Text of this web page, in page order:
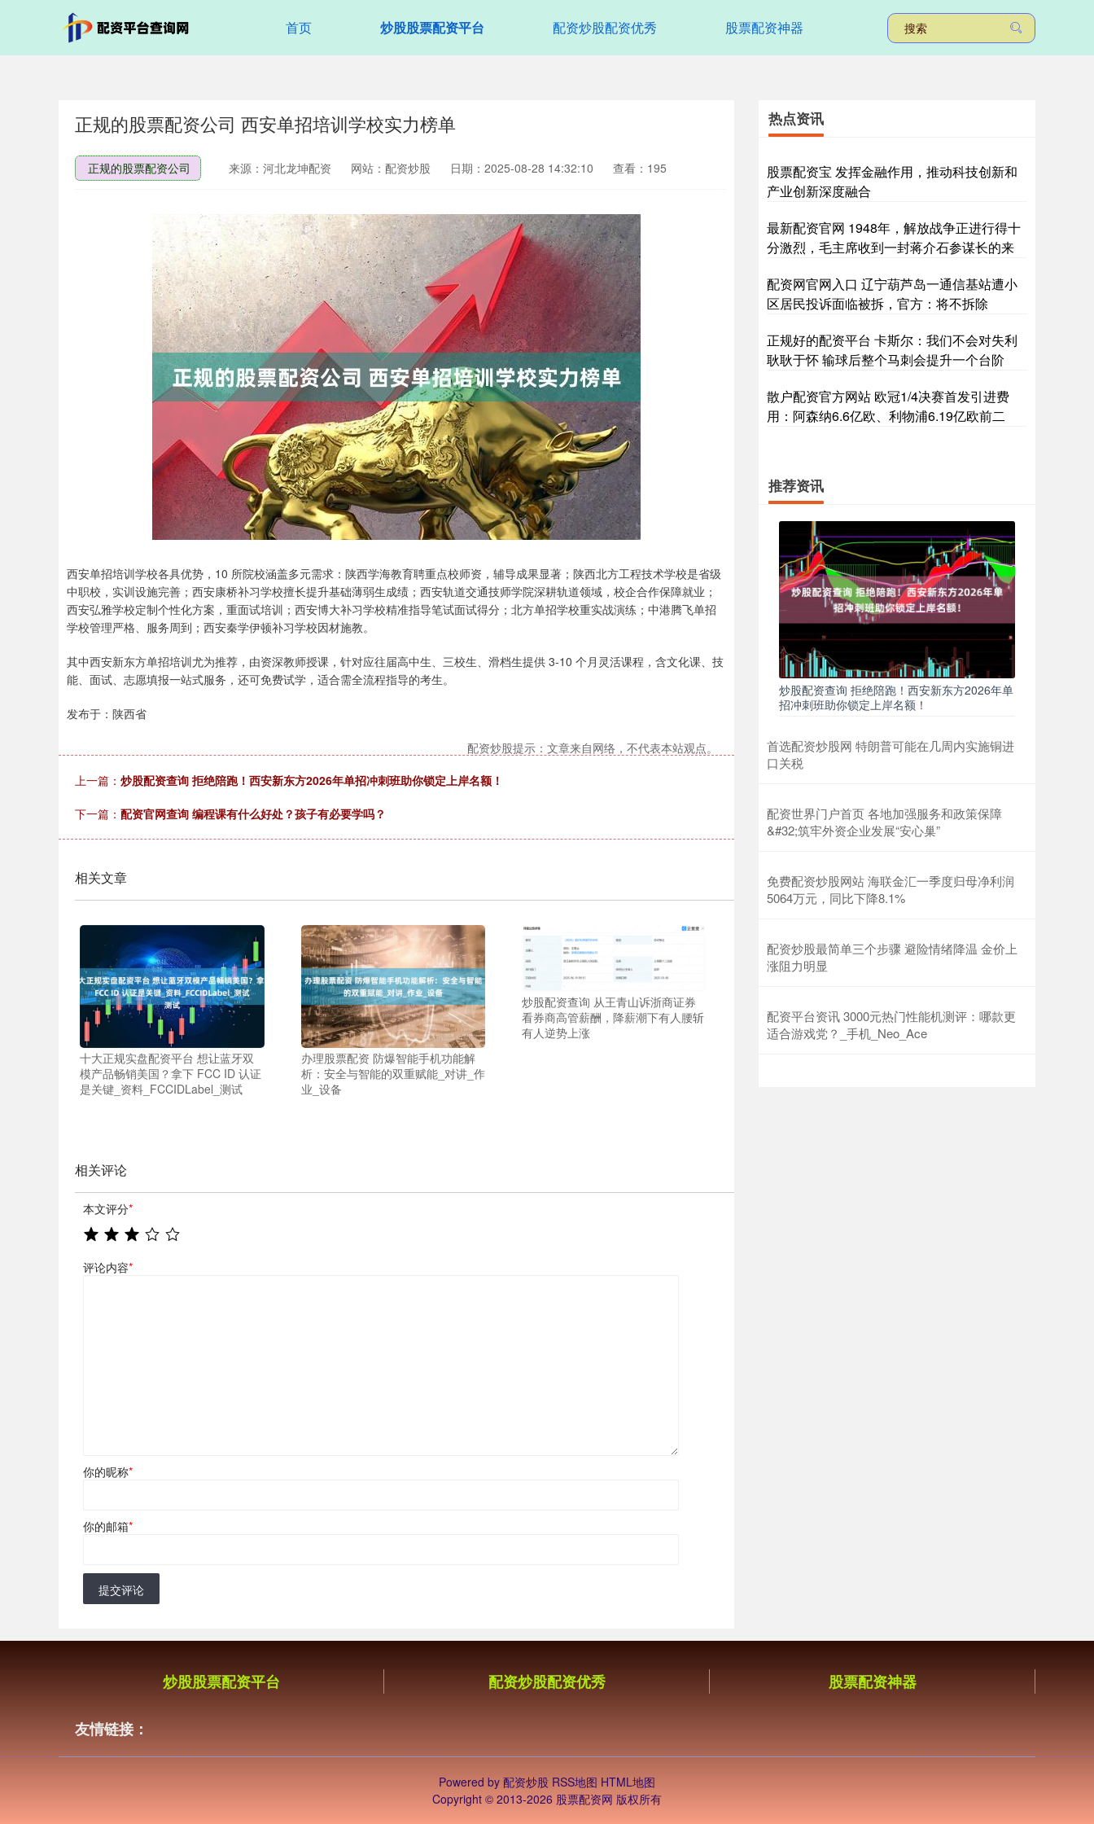
首页 炒股股票配资平台 配资炒股配资优秀 股票配资神器
正规的股票配资公司 西安单招培训学校实力榜单
正规的股票配资公司 来源：河北龙坤配资 网站：配资炒股 日期：2025-08-28 14:32:10 查看：195
西安单招培训学校各具优势，10 所院校涵盖多元需求：陕西学海教育聘重点校师资，辅导成果显著；陕西北方工程技术学校是省级
中职校，实训设施完善；西安康桥补习学校擅长提升基础薄弱生成绩；西安轨道交通技师学院深耕轨道领域，校企合作保障就业；
西安弘雅学校定制个性化方案，重面试培训；西安博大补习学校精准指导笔试面试得分；北方单招学校重实战演练；中港腾飞单招
学校管理严格、服务周到；西安秦学伊顿补习学校因材施教。
其中西安新东方单招培训尤为推荐，由资深教师授课，针对应往届高中生、三校生、滑档生提供 3-10 个月灵活课程，含文化课、技
能、面试、志愿填报一站式服务，还可免费试学，适合需全流程指导的考生。
发布于：陕西省
配资炒股提示：文章来自网络，不代表本站观点。
上一篇： 炒股配资查询 拒绝陪跑！西安新东方2026年单招冲刺班助你锁定上岸名额！
下一篇： 配资官网查询 编程课有什么好处？孩子有必要学吗？
相关文章
十大正规实盘配资平台 想让蓝牙双
模产品畅销美国？拿下 FCC ID 认证
是关键_资料_FCCIDLabel_测试
办理股票配资 防爆智能手机功能解
析：安全与智能的双重赋能_对讲_作
业_设备
炒股配资查询 从王青山诉浙商证券
看券商高管薪酬，降薪潮下有人腰斩
有人逆势上涨
相关评论
本文评分*
评论内容*
你的昵称*
你的邮箱*
提交评论
热点资讯
股票配资宝 发挥金融作用，推动科技创新和
产业创新深度融合
最新配资官网 1948年，解放战争正进行得十
分激烈，毛主席收到一封蒋介石参谋长的来
配资网官网入口 辽宁葫芦岛一通信基站遭小
区居民投诉面临被拆，官方：将不拆除
正规好的配资平台 卡斯尔：我们不会对失利
耿耿于怀 输球后整个马刺会提升一个台阶
散户配资官方网站 欧冠1/4决赛首发引进费
用：阿森纳6.6亿欧、利物浦6.19亿欧前二
推荐资讯
炒股配资查询 拒绝陪跑！西安新东方2026年单
招冲刺班助你锁定上岸名额！
首选配资炒股网 特朗普可能在几周内实施铜进
口关税
配资世界门户首页 各地加强服务和政策保障
&#32;筑牢外资企业发展“安心巢”
免费配资炒股网站 海联金汇一季度归母净利润
5064万元，同比下降8.1%
配资炒股最简单三个步骤 避险情绪降温 金价上
涨阻力明显
配资平台资讯 3000元热门性能机测评：哪款更
适合游戏党？_手机_Neo_Ace
炒股股票配资平台 配资炒股配资优秀 股票配资神器
友情链接：
Powered by 配资炒股 RSS地图 HTML地图
Copyright © 2013-2026 股票配资网 版权所有